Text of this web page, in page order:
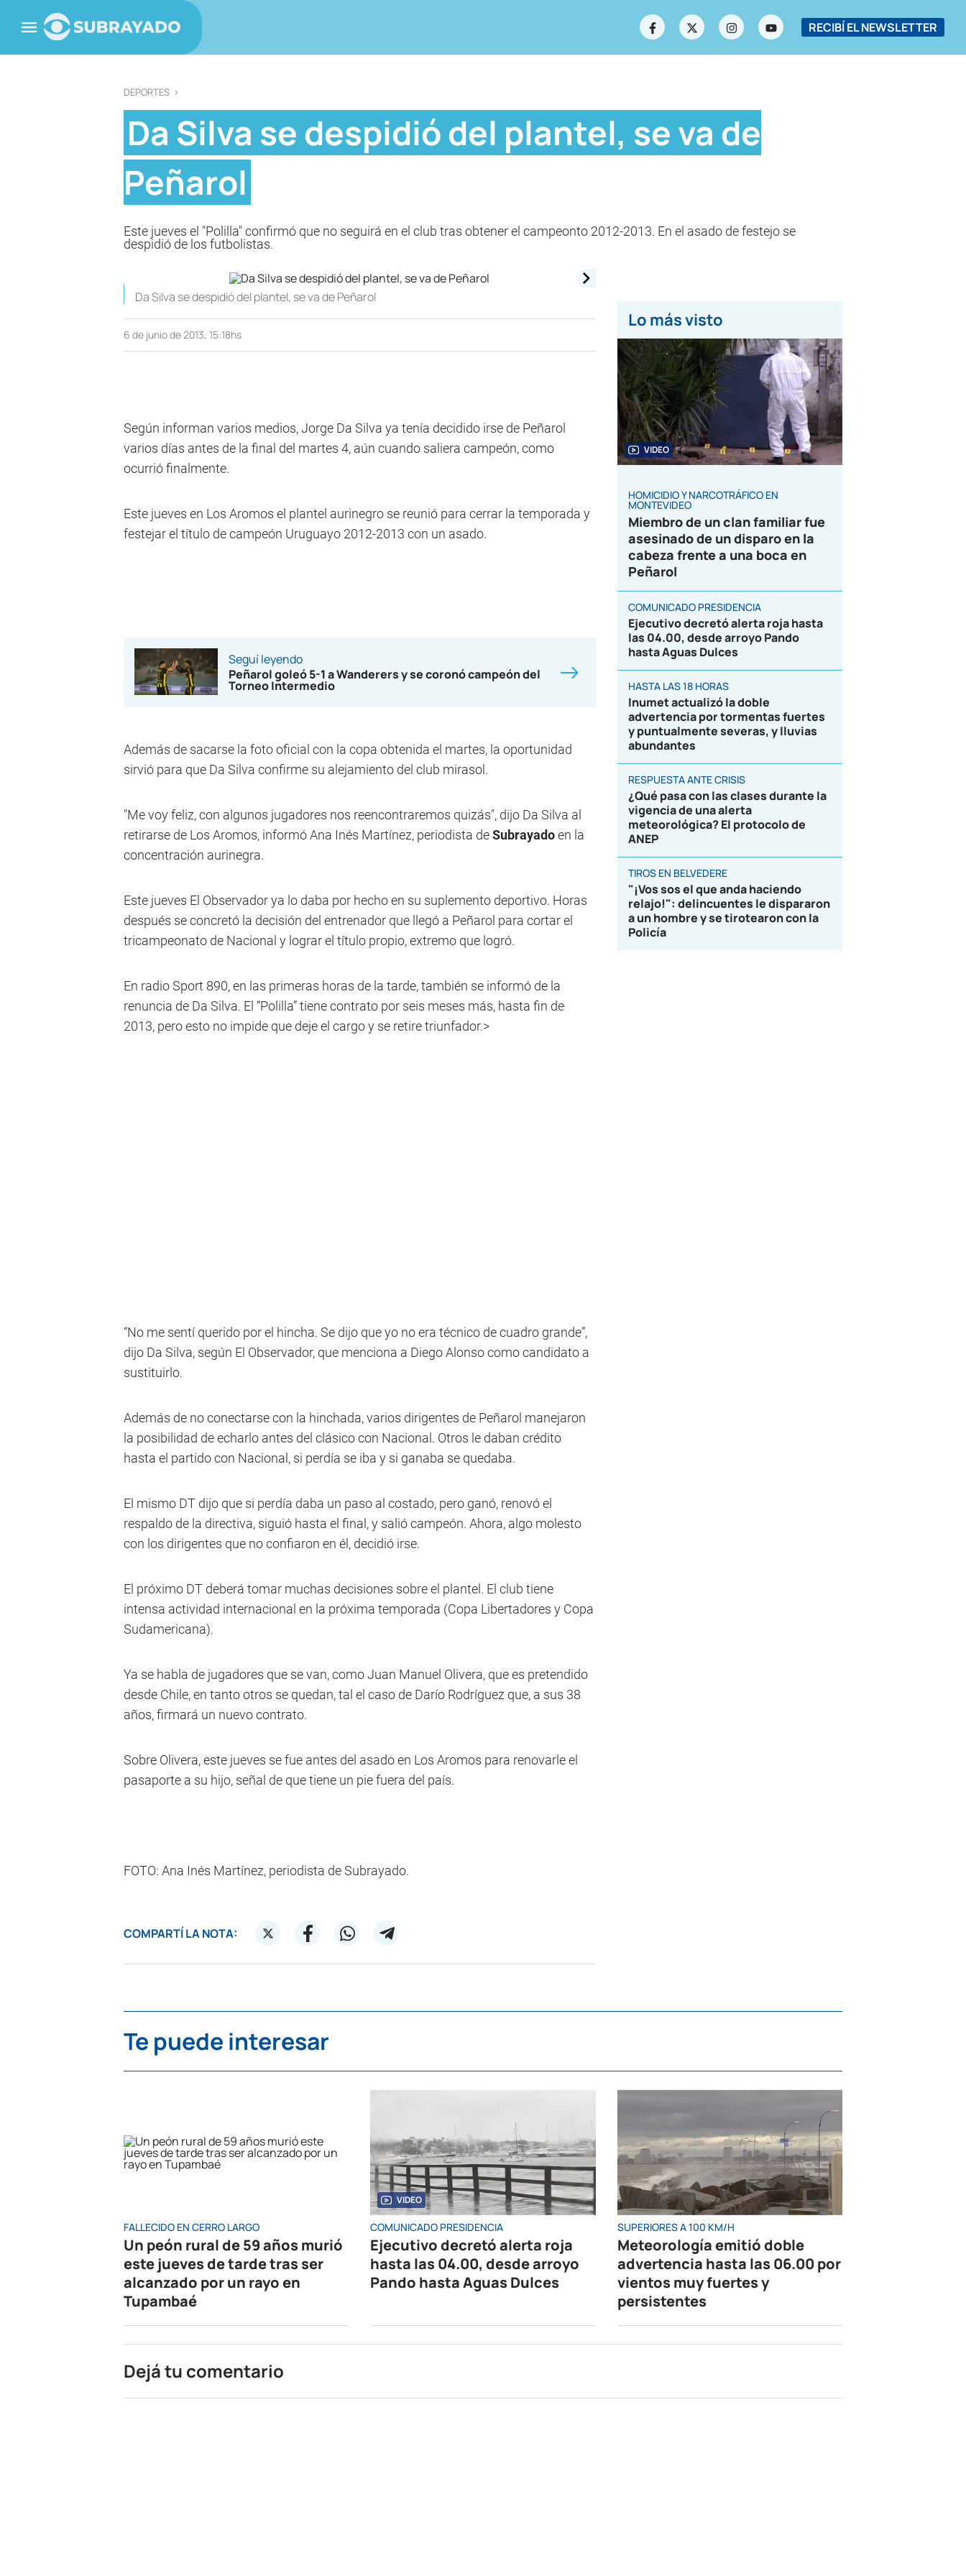
RECIBÍ EL NEWSLETTER
DEPORTES >
Da Silva se despidió del plantel, se va de
Peñarol
Este jueves el "Polilla" confirmó que no seguirá en el club tras obtener el campeonto 2012-2013. En el asado de festejo se
despidió de los futbolistas.
Da Silva se despidió del plantel, se va de Peñarol
6 de junio de 2013, 15:18hs
Según informan varios medios, Jorge Da Silva ya tenía decidido irse de Peñarol
varios días antes de la final del martes 4, aún cuando saliera campeón, como
ocurrió finalmente.
Este jueves en Los Aromos el plantel aurinegro se reunió para cerrar la temporada y
festejar el título de campeón Uruguayo 2012-2013 con un asado.
Seguí leyendo
Peñarol goleó 5-1 a Wanderers y se coronó campeón del
Torneo Intermedio
Además de sacarse la foto oficial con la copa obtenida el martes, la oportunidad
sirvió para que Da Silva confirme su alejamiento del club mirasol.
"Me voy feliz, con algunos jugadores nos reencontraremos quizás", dijo Da Silva al
retirarse de Los Aromos, informó Ana Inés Martínez, periodista deSubrayadoen la
concentración aurinegra.
Este jueves El Observador ya lo daba por hecho en su suplemento deportivo. Horas
después se concretó la decisión del entrenador que llegó a Peñarol para cortar el
tricampeonato de Nacional y lograr el título propio, extremo que logró.
En radio Sport 890, en las primeras horas de la tarde, también se informó de la
renuncia de Da Silva. El “Polilla” tiene contrato por seis meses más, hasta fin de
2013, pero esto no impide que deje el cargo y se retire triunfador.>
“No me sentí querido por el hincha. Se dijo que yo no era técnico de cuadro grande”,
dijo Da Silva, según El Observador, que menciona a Diego Alonso como candidato a
sustituirlo.
Además de no conectarse con la hinchada, varios dirigentes de Peñarol manejaron
la posibilidad de echarlo antes del clásico con Nacional. Otros le daban crédito
hasta el partido con Nacional, si perdía se iba y si ganaba se quedaba.
El mismo DT dijo que si perdía daba un paso al costado, pero ganó, renovó el
respaldo de la directiva, siguió hasta el final, y salió campeón. Ahora, algo molesto
con los dirigentes que no confiaron en él, decidió irse.
El próximo DT deberá tomar muchas decisiones sobre el plantel. El club tiene
intensa actividad internacional en la próxima temporada (Copa Libertadores y Copa
Sudamericana).
Ya se habla de jugadores que se van, como Juan Manuel Olivera, que es pretendido
desde Chile, en tanto otros se quedan, tal el caso de Darío Rodríguez que, a sus 38
años, firmará un nuevo contrato.
Sobre Olivera, este jueves se fue antes del asado en Los Aromos para renovarle el
pasaporte a su hijo, señal de que tiene un pie fuera del país.
FOTO: Ana Inés Martínez, periodista de Subrayado.
COMPARTÍ LA NOTA:
Lo más visto
VIDEO
HOMICIDIO Y NARCOTRÁFICO EN
MONTEVIDEO
Miembro de un clan familiar fue
asesinado de un disparo en la
cabeza frente a una boca en
Peñarol
COMUNICADO PRESIDENCIA
Ejecutivo decretó alerta roja hasta
las 04.00, desde arroyo Pando
hasta Aguas Dulces
HASTA LAS 18 HORAS
Inumet actualizó la doble
advertencia por tormentas fuertes
y puntualmente severas, y lluvias
abundantes
RESPUESTA ANTE CRISIS
¿Qué pasa con las clases durante la
vigencia de una alerta
meteorológica? El protocolo de
ANEP
TIROS EN BELVEDERE
"¡Vos sos el que anda haciendo
relajo!": delincuentes le dispararon
a un hombre y se tirotearon con la
Policía
Te puede interesar
FALLECIDO EN CERRO LARGO
Un peón rural de 59 años murió
este jueves de tarde tras ser
alcanzado por un rayo en
Tupambaé
VIDEO
COMUNICADO PRESIDENCIA
Ejecutivo decretó alerta roja
hasta las 04.00, desde arroyo
Pando hasta Aguas Dulces
SUPERIORES A 100 KM/H
Meteorología emitió doble
advertencia hasta las 06.00 por
vientos muy fuertes y
persistentes
Dejá tu comentario